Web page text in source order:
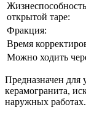
открытой таре:
Фракция:
Время
Можно ходить
Предназначен для
керамогранита,
наружных работах.